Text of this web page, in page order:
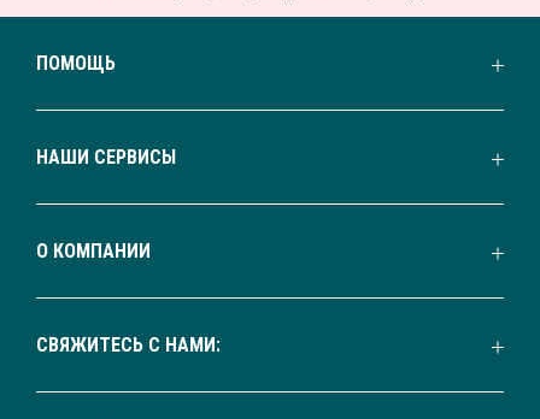
ПОМОЩЬ
НАШИ СЕРВИСЫ
О КОМПАНИИ
СВЯЖИТЕСЬ С НАМИ: